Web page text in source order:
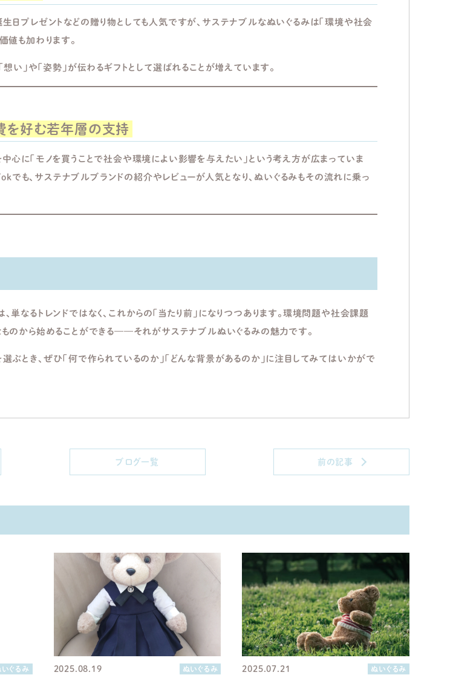
日プレゼントなどの贈り物としても人気ですが、サステナブルなぬいぐるみは「環境や社会
値も加わります。
想い」や「姿勢」が伝わるギフトとして選ばれることが増えています。
を好む若年層の支持
心に「モノを買うことで社会や環境によい影響を与えたい」という考え方が広まっていま
でも、サステナブルブランドの紹介やレビューが人気となり、ぬいぐるみもその流れに乗っ
単なるトレンドではなく、これからの「当たり前」になりつつあります。環境問題や社会課題
ものから始めることができる——それがサステナブルぬいぐるみの魅力です。
ぶとき、ぜひ「何で作られているのか」「どんな背景があるのか」に注目してみてはいかがで
前の記事
ブログ一覧
いぐるみ 2025.08.19 ぬいぐるみ 2025.07.21 ぬいぐるみ